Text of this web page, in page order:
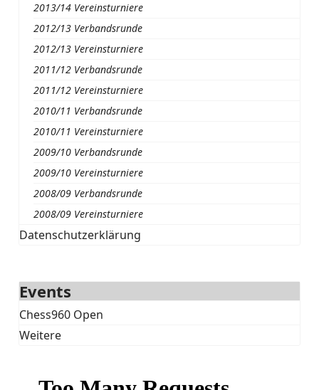
2013/14 Vereinsturniere
2012/13 Verbandsrunde
2012/13 Vereinsturniere
2011/12 Verbandsrunde
2011/12 Vereinsturniere
2010/11 Verbandsrunde
2010/11 Vereinsturniere
2009/10 Verbandsrunde
2009/10 Vereinsturniere
2008/09 Verbandsrunde
2008/09 Vereinsturniere
Datenschutzerklärung
Events
Chess960 Open
Weitere